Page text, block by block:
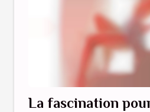
La fascination